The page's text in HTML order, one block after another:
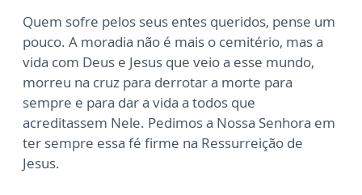
Quem sofre pelos seus entes queridos, pense um
pouco. A moradia não é mais o cemitério, mas a
vida com Deus e Jesus que veio a esse mundo,
morreu na cruz para derrotar a morte para
sempre e para dar a vida a todos que
acreditassem Nele. Pedimos a Nossa Senhora em
ter sempre essa fé firme na Ressurreição de
Jesus.